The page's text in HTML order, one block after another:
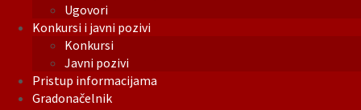
Ugovori
Konkursi i javni pozivi
Konkursi
Javni pozivi
Pristup informacijama
Gradonačelnik